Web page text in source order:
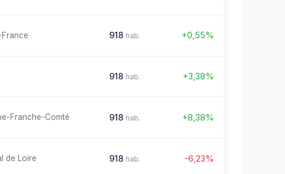
918 hab. +0,55%
918 hab. +3,38%
Franche-Comté 918 hab. +8,38%
de Loire 918 hab. -6,23%